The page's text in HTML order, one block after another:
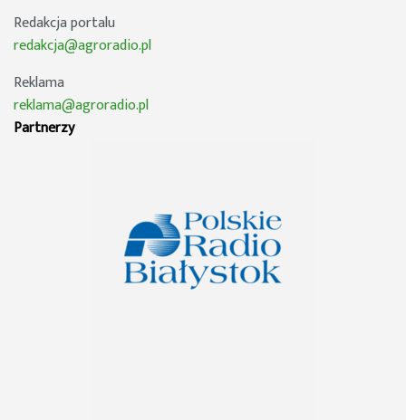
Redakcja portalu
redakcja@agroradio.pl
Reklama
reklama@agroradio.pl
Partnerzy